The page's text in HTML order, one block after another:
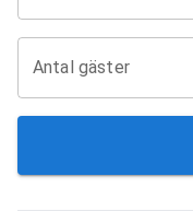
Antal gäster